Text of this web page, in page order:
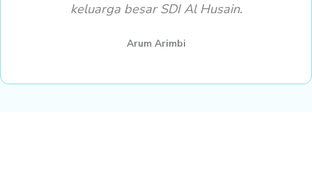
keluarga besar SDI Al Husain.
Arum Arimbi